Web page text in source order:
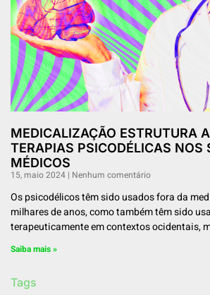
MEDICALIZAÇÃO ESTRUTURA
TERAPIAS PSICODÉLICAS NOS
MÉDICOS
15, maio 2024 Nenhum comentário
Os psicodélicos têm sido usados ​​fora da
milhares de anos, como também têm sido
terapeuticamente em contextos ocidentais,
Saiba mais »
Tags